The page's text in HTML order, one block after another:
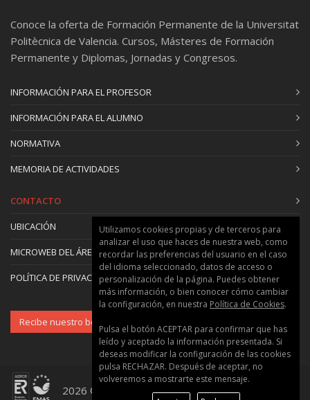
Conoce la oferta de Formación Permanente de la Universitat
Politècnica de Valencia. Cursos, Másteres de Formación
Permanente y Diplomas, Jornadas y Congresos.
INFORMACIÓN PARA EL PROFESOR
INFORMACIÓN PARA EL ALUMNO
NORMATIVA
MEMORIA DE ACTIVIDADES
CONTACTO
UBICACIÓN
MICROWEB DEL ÁREA
POLÍTICA DE PRIVACIDAD Y COOKIES
Recibe nuestro boletín
2026 © Universitat Politècnica de València ::
Utilizamos cookies propias y de terceros para
analizar el uso que haces de nuestra web, como
recordar las preferencias del usuario en el caso
del idioma seleccionado, datos de acceso o
personalización de la página. Puedes obtener
más información, o bien conocer cómo cambiar
la configuración, en nuestra Política de Cookies.
Pulsa el botón ACEPTAR para confirmar que has
leído y aceptado la información presentada. Si
deseas modificar la configuración de las cookies
pulsa RECHAZAR. Después de aceptar, no
volveremos a mostrarte este mensaje.